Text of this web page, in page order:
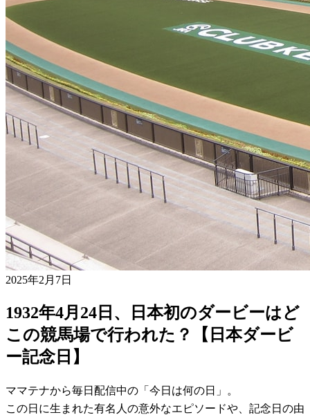
2025年2月7日
1932年4月24日、日本初のダービーはど
この競馬場で行われた？【日本ダービ
ー記念日】
ママテナから毎日配信中の「今日は何の日」。
この日に生まれた有名人の意外なエピソードや、記念日の由